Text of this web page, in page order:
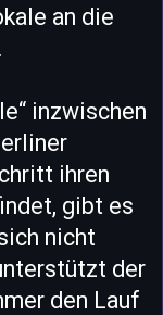
an die
inzwischen
ihren
gibt es
nicht
der
den Lauf